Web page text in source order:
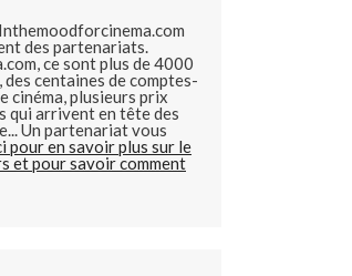
des partenariats.
ce sont plus de 4000
centaines de comptes-
cinéma, plusieurs prix
qui arrivent en tête des
Un partenariat vous
pour en savoir plus sur le
et pour savoir comment